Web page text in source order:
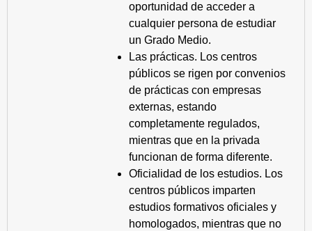
oportunidad de acceder a
cualquier persona de estudiar
un Grado Medio.
Las prácticas. Los centros
públicos se rigen por convenios
de prácticas con empresas
externas, estando
completamente regulados,
mientras que en la privada
funcionan de forma diferente.
Oficialidad de los estudios. Los
centros públicos imparten
estudios formativos oficiales y
homologados, mientras que no